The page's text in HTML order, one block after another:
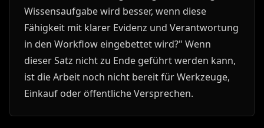
Wissensaufgabe wird besser, wenn diese
Fähigkeit mit klarer Evidenz und Verantwortung
in den Workflow eingebettet wird?" Wenn
dieser Satz nicht zu Ende geführt werden kann,
ist die Arbeit noch nicht bereit für Werkzeuge,
Einkauf oder öffentliche Versprechen.